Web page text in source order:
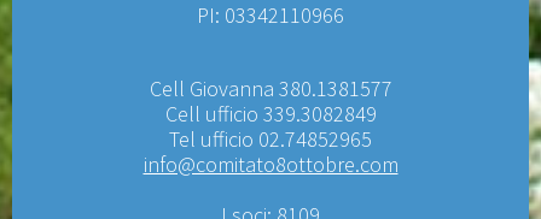
PI: 03342110966
Cell Giovanna 380.1381577
Cell ufficio 339.3082849
Tel ufficio 02.74852965
info@comitato8ottobre.com